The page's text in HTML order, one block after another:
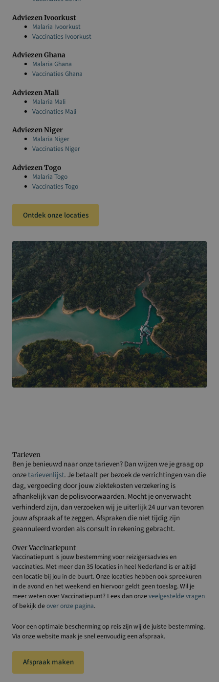
Adviezen Ivoorkust
Malaria Ivoorkust
Vaccinaties Ivoorkust
Adviezen Ghana
Malaria Ghana
Vaccinaties Ghana
Adviezen Mali
Malaria Mali
Vaccinaties Mali
Adviezen Niger
Malaria Niger
Vaccinaties Niger
Adviezen Togo
Malaria Togo
Vaccinaties Togo
Ontdek onze locaties
Tarieven
Ben je benieuwd naar onze tarieven? Dan wijzen we je graag op
onzetarievenlijst. Je betaalt per bezoek de verrichtingen van die
dag, vergoeding door jouw ziektekosten verzekering is
afhankelijk van de polisvoorwaarden. Mocht je onverwacht
verhinderd zijn, dan verzoeken wij je uiterlijk 24 uur van tevoren
jouw afspraak af te zeggen. Afspraken die niet tijdig zijn
geannuleerd worden als consult in rekening gebracht.
Over Vaccinatiepunt
Vaccinatiepunt is jouw bestemming voor reizigersadvies en
vaccinaties. Met meer dan 35 locaties in heel Nederland is er altijd
een locatie bij jou in de buurt. Onze locaties hebben ook spreekuren
in de avond en het weekend en hiervoor geldt geen toeslag. Wil je
meer weten over Vaccinatiepunt? Lees dan onzeveelgestelde vragen
of bekijk deover onze pagina.
Voor een optimale bescherming op reis zijn wij de juiste bestemming.
Via onze website maak je snel eenvoudig een afspraak.
Afspraak maken